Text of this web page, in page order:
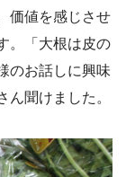
価値を感じさせ
。「大根は皮の
のお話しに興味
聞けました。